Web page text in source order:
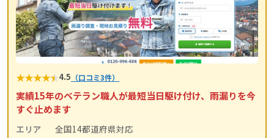
★★★★★4.5 （口コミ3件）
実績15年のベテラン職人が最短当日駆け付け、雨漏りを今
すぐ止めます
エリア
全国14都道府県対応